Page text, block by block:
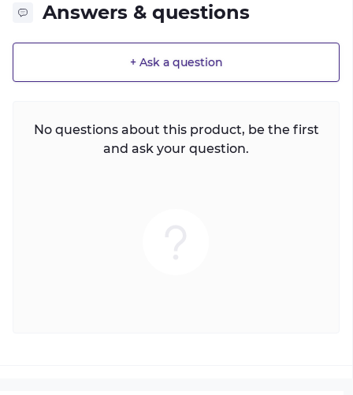
Answers & questions
+ Ask a question
No questions about this product, be the first
and ask your question.